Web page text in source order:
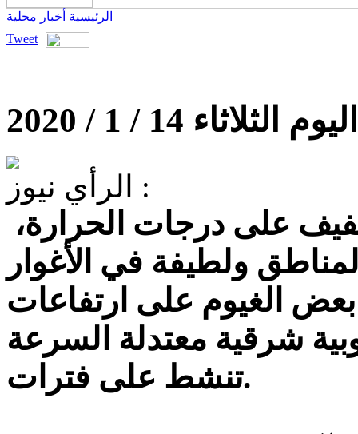
الرئيسية أخبار محلية
Tweet
14 / 1 / 2020
الرأي نيوز :
ولطيفة في الأغوار
الغيوم على ارتفاعات
شرقية معتدلة السرعة
تنشط على فترات.